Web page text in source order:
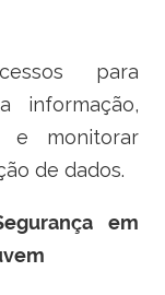
para
informação,
e monitorar
de dados.
em